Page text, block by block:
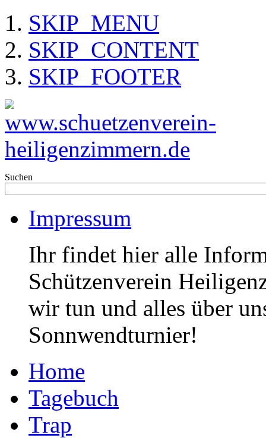
SKIP_MENU
SKIP_CONTENT
SKIP_FOOTER
Suchen
Impressum
Ihr findet hier alle
Schützenverein
wir tun und alles über
Sonnwendturnier!
Home
Tagebuch
Trap